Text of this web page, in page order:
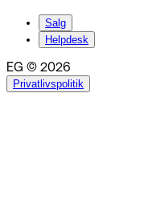
Salg
Helpdesk
EG © 2026
Privatlivspolitik